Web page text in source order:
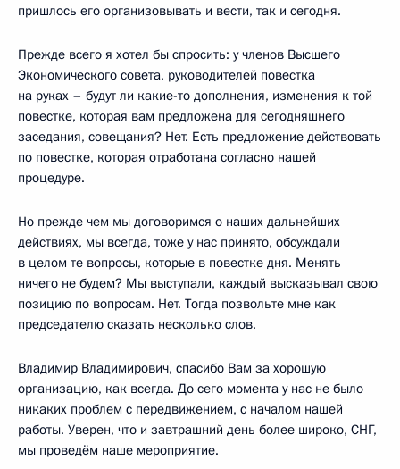
пришлось его организовывать и вести, так и сегодня.
Прежде всего я хотел бы спросить: у членов Высшего
Экономического совета, руководителей повестка
на руках – будут ли какие-то дополнения, изменения к той
повестке, которая вам предложена для сегодняшнего
заседания, совещания? Нет. Есть предложение действовать
по повестке, которая отработана согласно нашей
процедуре.
Но прежде чем мы договоримся о наших дальнейших
действиях, мы всегда, тоже у нас принято, обсуждали
в целом те вопросы, которые в повестке дня. Менять
ничего не будем? Мы выступали, каждый высказывал свою
позицию по вопросам. Нет. Тогда позвольте мне как
председателю сказать несколько слов.
Владимир Владимирович, спасибо Вам за хорошую
организацию, как всегда. До сего момента у нас не было
никаких проблем с передвижением, с началом нашей
работы. Уверен, что и завтрашний день более широко, СНГ,
мы проведём наше мероприятие.